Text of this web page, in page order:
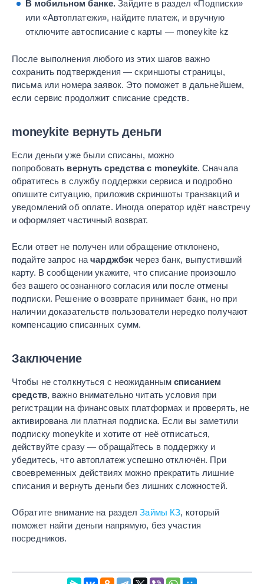
В мобильном банке. Зайдите в раздел «Подписки»
или «Автоплатежи», найдите платеж, и вручную
отключите автосписание с карты — moneykite kz
После выполнения любого из этих шагов важно
сохранить подтверждения — скриншоты страницы,
письма или номера заявок. Это поможет в дальнейшем,
если сервис продолжит списание средств.
moneykite вернуть деньги
Если деньги уже были списаны, можно
попробовать вернуть средства с moneykite. Сначала
обратитесь в службу поддержки сервиса и подробно
опишите ситуацию, приложив скриншоты транзакций и
уведомлений об оплате. Иногда оператор идёт навстречу
и оформляет частичный возврат.
Если ответ не получен или обращение отклонено,
подайте запрос начарджбэк через банк, выпустивший
карту. В сообщении укажите, что списание произошло
без вашего осознанного согласия или после отмены
подписки. Решение о возврате принимает банк, но при
наличии доказательств пользователи нередко получают
компенсацию списанных сумм.
Заключение
Чтобы не столкнуться с неожиданнымсписанием
средств, важно внимательно читать условия при
регистрации на финансовых платформах и проверять, не
активирована ли платная подписка. Если вы заметили
подписку moneykite и хотите от неё отписаться,
действуйте сразу — обращайтесь в поддержку и
убедитесь, что автоплатеж успешно отключён. При
своевременных действиях можно прекратить лишние
списания и вернуть деньги без лишних сложностей.
Обратите внимание на разделЗаймы КЗ, который
поможет найти деньги напрямую, без участия
посредников.